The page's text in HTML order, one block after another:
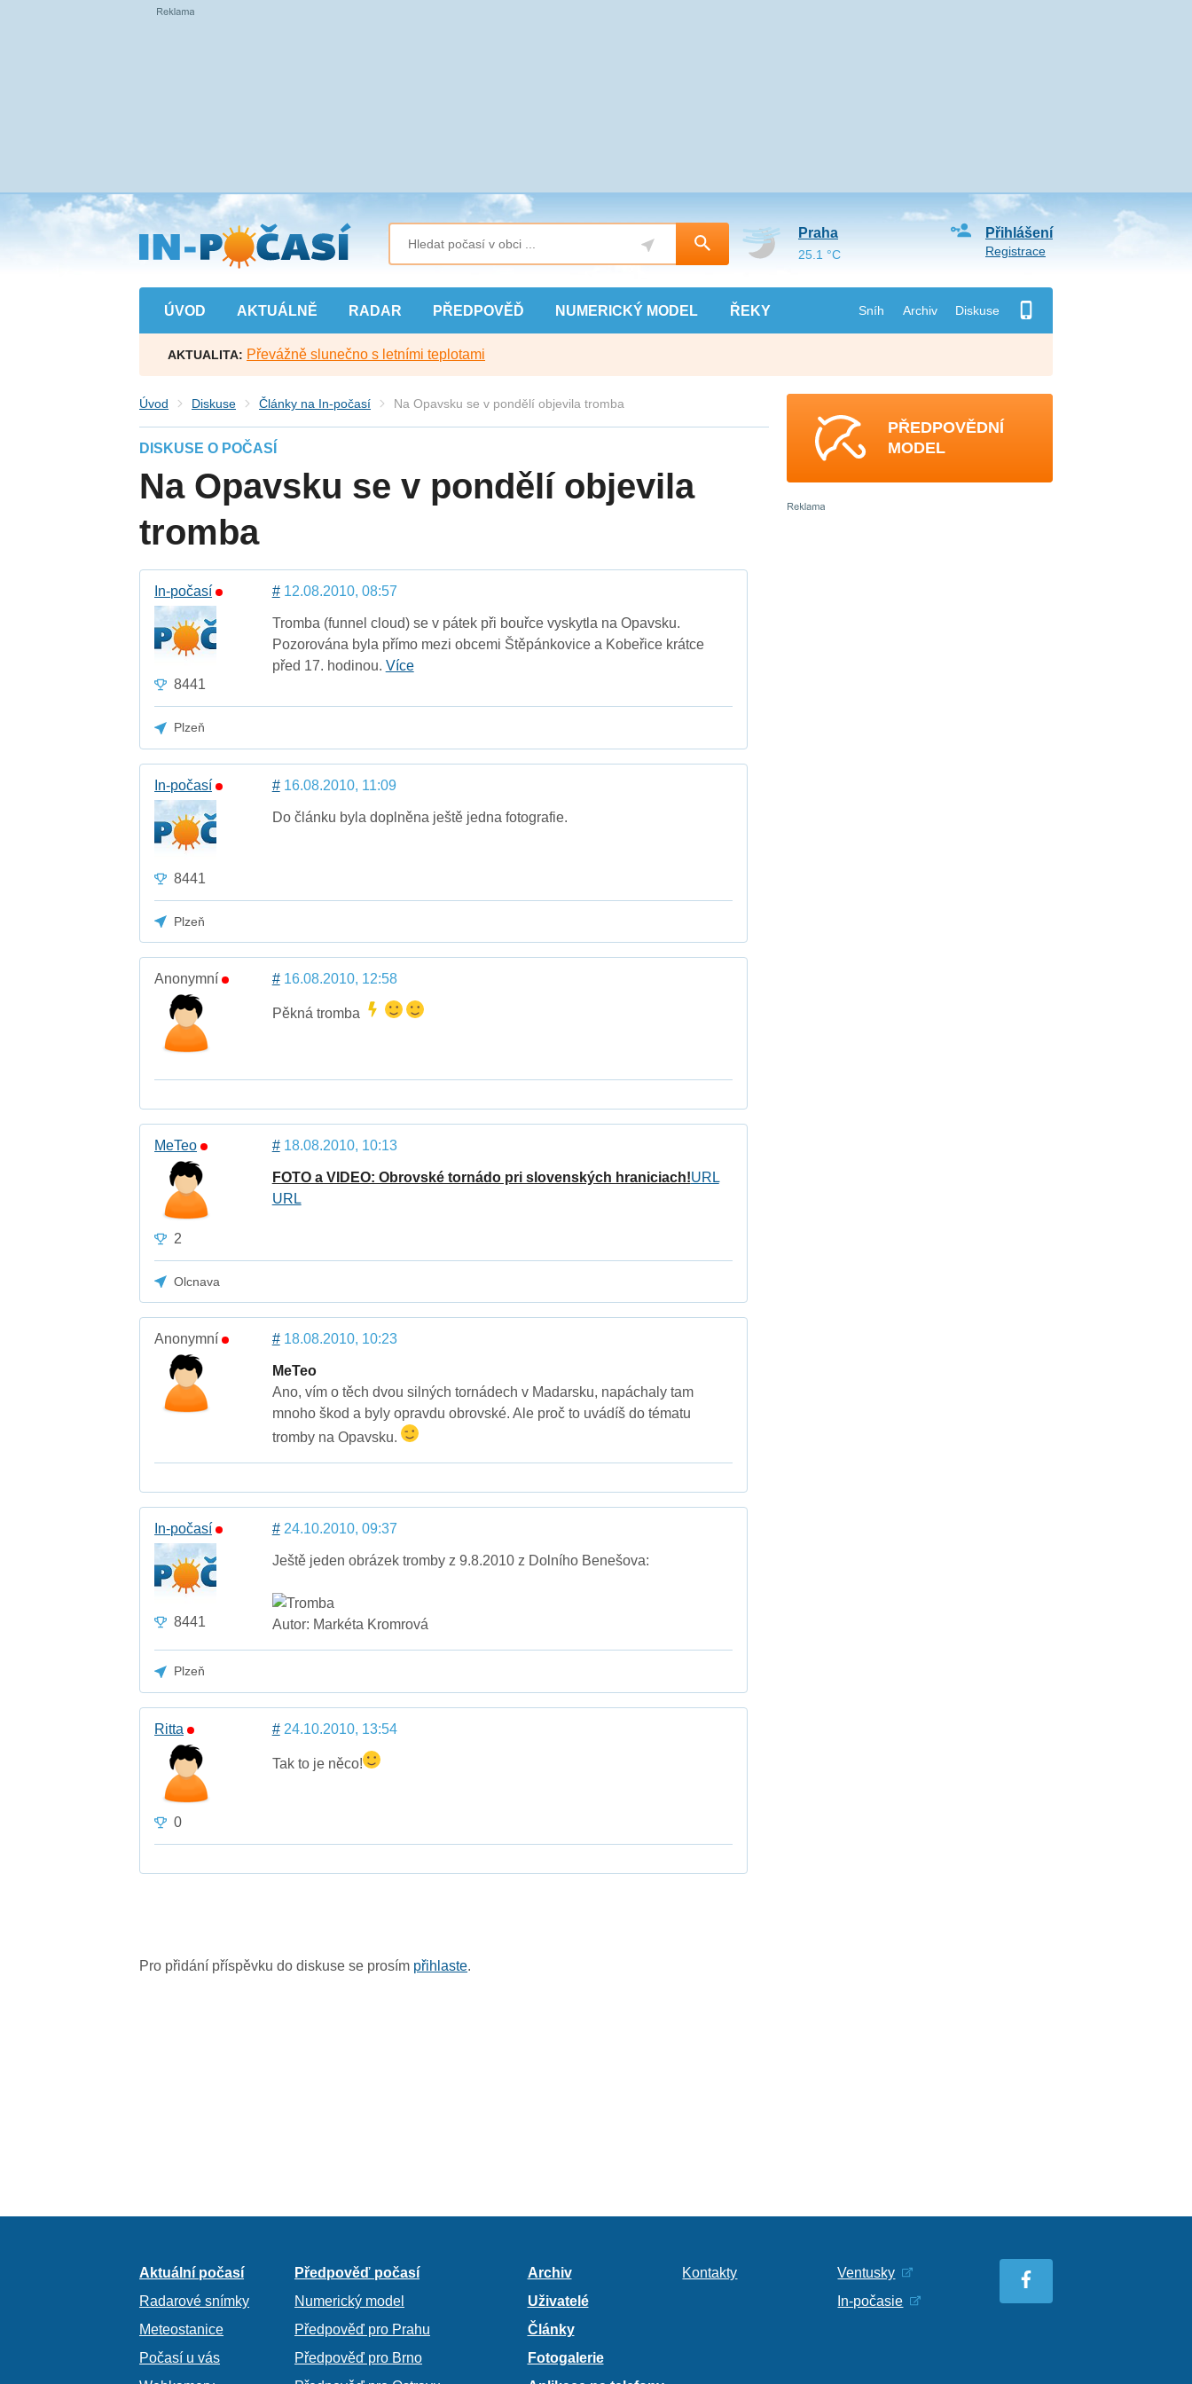
Přejít
na
hlavní
obsah
ÚVOD AKTUÁLNĚ RADAR PŘEDPOVĚĎ NUMERICKÝ MODEL ŘEKY Sníh Archiv Diskuse
Přihlášení
Registrace
Praha
25.1 °C
AKTUALITA: Převážně slunečno s letními teplotami
Úvod Diskuse Články na In-počasí Na Opavsku se v pondělí objevila tromba
DISKUSE O POČASÍ
Na Opavsku se v pondělí objevila
tromba
In-počasí
8441
#12.08.2010, 08:57
Tromba (funnel cloud) se v pátek při bouřce vyskytla na Opavsku.
Pozorována byla přímo mezi obcemi Štěpánkovice a Kobeřice krátce
před 17. hodinou. Více
Plzeň
In-počasí
8441
#16.08.2010, 11:09
Do článku byla doplněna ještě jedna fotografie.
Plzeň
Anonymní #16.08.2010, 12:58
Pěkná tromba
MeTeo
2
#18.08.2010, 10:13
FOTO a VIDEO: Obrovské tornádo pri slovenských hraniciach!URL
URL
Olcnava
Anonymní #18.08.2010, 10:23
MeTeo
Ano, vím o těch dvou silných tornádech v Madarsku, napáchaly tam
mnoho škod a byly opravdu obrovské. Ale proč to uvádíš do tématu
tromby na Opavsku.
In-počasí
8441
#24.10.2010, 09:37
Ještě jeden obrázek tromby z 9.8.2010 z Dolního Benešova:
Autor: Markéta Kromrová
Plzeň
Ritta
0
#24.10.2010, 13:54
Tak to je něco!
Pro přidání příspěvku do diskuse se prosím přihlaste.
PŘEDPOVĚDNÍ
MODEL
Aktuální počasí
Radarové snímky
Meteostanice
Počasí u vás
Předpověď počasí
Numerický model
Předpověď pro Prahu
Předpověď pro Brno
Archiv
Uživatelé
Články
Fotogalerie
Kontakty
Ventusky
In-počasie